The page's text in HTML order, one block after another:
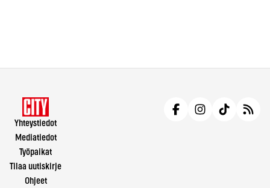
Yhteystiedot
Mediatiedot
Työpaikat
Tilaa uutiskirje
Ohjeet